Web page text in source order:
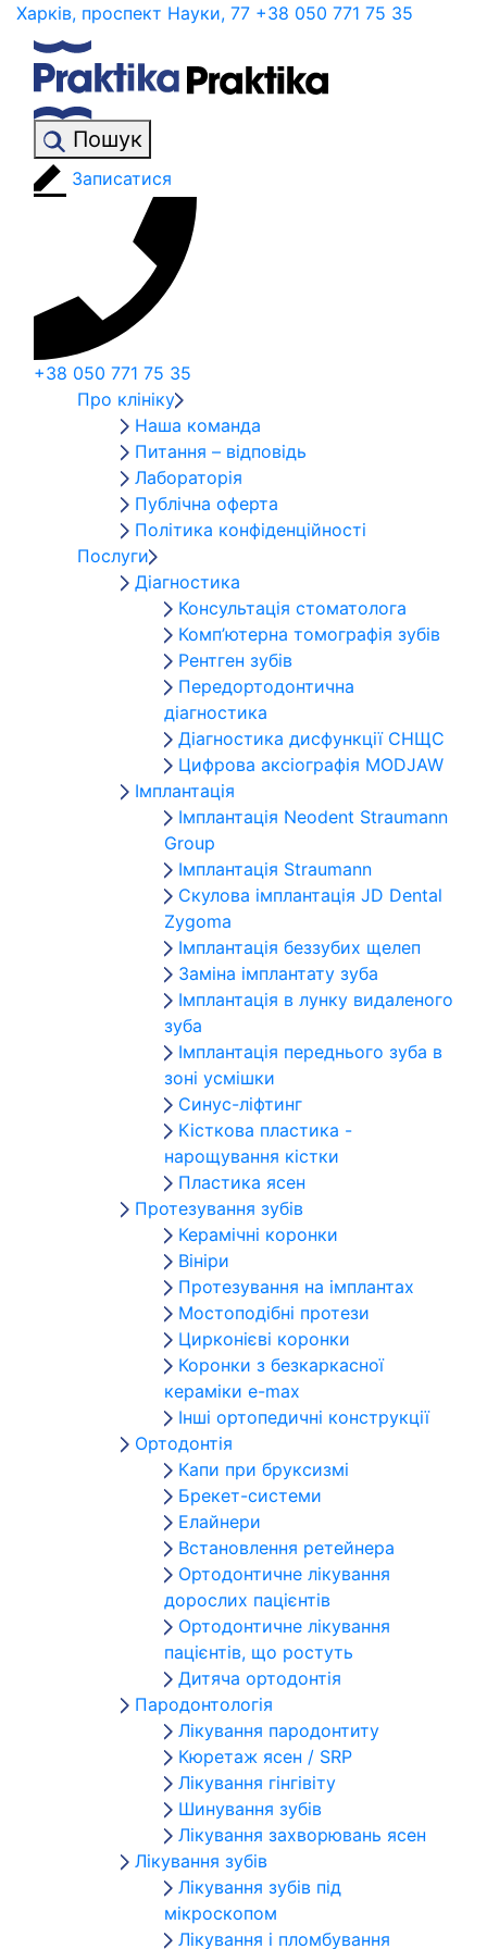
Харків, проспект Науки, 77 +38 050 771 75 35
Пошук
Записатися
+38 050 771 75 35
Про клініку
Наша команда
Питання – відповідь
Лабораторія
Публічна оферта
Політика конфіденційності
Послуги
Діагностика
Консультація стоматолога
Комп’ютерна томографія зубів
Рентген зубів
Передортодонтична
діагностика
Діагностика дисфункції СНЩС
Цифрова аксіографія MODJAW
Імплантація
Імплантація Neodent Straumann
Group
Імплантація Straumann
Скулова імплантація JD Dental
Zygoma
Імплантація беззубих щелеп
Заміна імплантату зуба
Імплантація в лунку видаленого
зуба
Імплантація переднього зуба в
зоні усмішки
Синус-ліфтинг
Кісткова пластика -
нарощування кістки
Пластика ясен
Протезування зубів
Керамічні коронки
Вініри
Протезування на імплантах
Мостоподібні протези
Цирконієві коронки
Коронки з безкаркасної
кераміки e-max
Інші ортопедичні конструкції
Ортодонтія
Капи при бруксизмі
Брекет-системи
Елайнери
Встановлення ретейнера
Ортодонтичне лікування
дорослих пацієнтів
Ортодонтичне лікування
пацієнтів, що ростуть
Дитяча ортодонтія
Пародонтологія
Лікування пародонтиту
Кюретаж ясен / SRP
Лікування гінгівіту
Шинування зубів
Лікування захворювань ясен
Лікування зубів
Лікування зубів під
мікроскопом
Лікування і пломбування